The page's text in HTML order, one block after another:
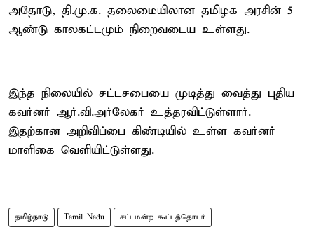
அதோடு, தி.மு.க. தலைமையிலான தமிழக அரசின் 5
ஆண்டு காலகட்டமும் நிறைவடைய உள்ளது.
இந்த நிலையில் சட்டசபையை முடித்து வைத்து புதிய
கவர்னர் ஆர்.வி.அர்லேகர் உத்தரவிட்டுள்ளார்.
இதற்கான அறிவிப்பை கிண்டியில் உள்ள கவர்னர்
மாளிகை வெளியிட்டுள்ளது.
தமிழ்நாடு Tamil Nadu சட்டமன்ற கூட்டத்தொடர்